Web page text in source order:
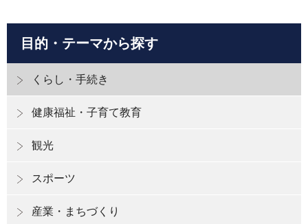
目的・テーマから探す
くらし・手続き
健康福祉・子育て教育
観光
スポーツ
産業・まちづくり